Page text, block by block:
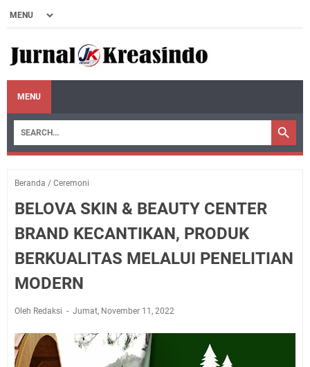
MENU
Beranda / Ceremoni
BELOVA SKIN & BEAUTY CENTER
BRAND KECANTIKAN, PRODUK
BERKUALITAS MELALUI PENELITIAN
MODERN
Oleh Redaksi Jumat, November 11, 2022